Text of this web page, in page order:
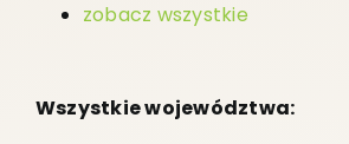
zobacz wszystkie
Wszystkie województwa: